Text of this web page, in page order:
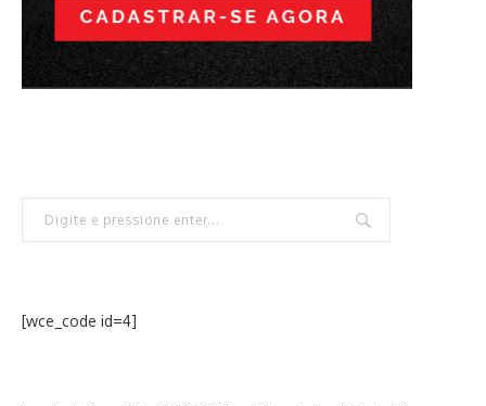
[wce_code id=4]